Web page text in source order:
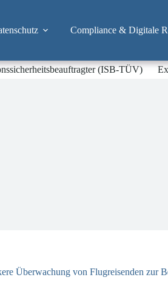
Compliance & Digitale
(ISB-TÜV)
Überwachung von Flugreisenden zur